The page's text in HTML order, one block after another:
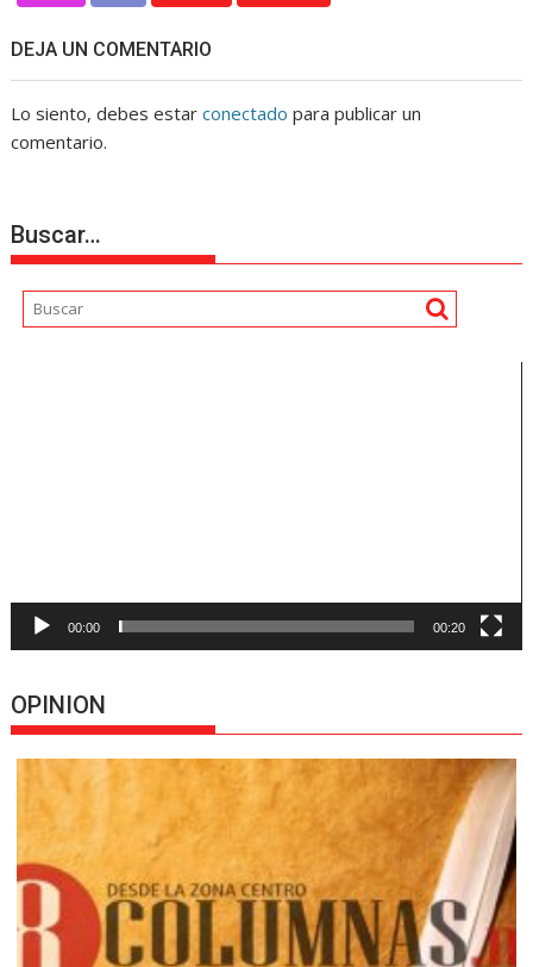
DEJA UN COMENTARIO
Lo siento, debes estarconectado para publicar un
comentario.
Buscar…
00:00 00:20
OPINION